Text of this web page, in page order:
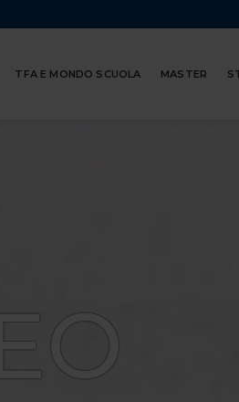
TFA E MONDO SCUOLA MASTER